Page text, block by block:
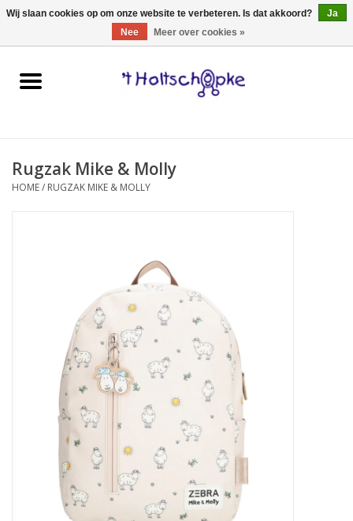
0 Artikelen - €0,00
Home
spellen
kinderkamer
eten & drinken
Rugzak Mike & Molly
HOME/ RUGZAK MIKE & MOLLY
Wij slaan cookies op om onze website te verbeteren. Is dat akkoord?
Ja
Nee
Meer over cookies »